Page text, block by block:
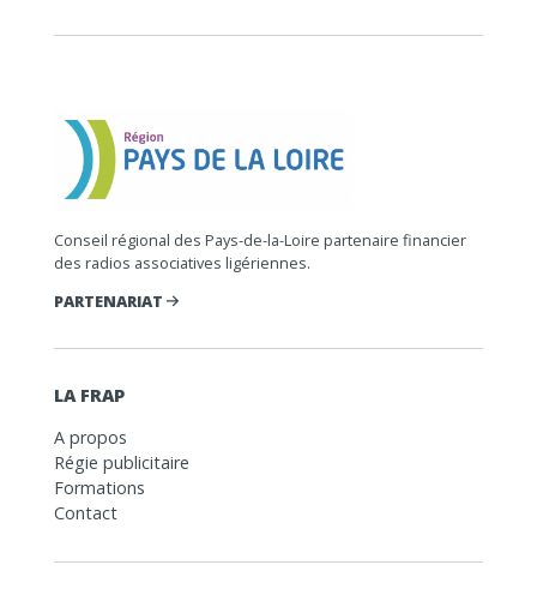
Conseil régional des Pays-de-la-Loire partenaire financier
des radios associatives ligériennes.
PARTENARIAT
LA FRAP
A propos
Régie publicitaire
Formations
Contact